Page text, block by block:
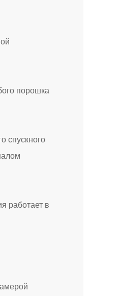
порошка
спускного
работает в